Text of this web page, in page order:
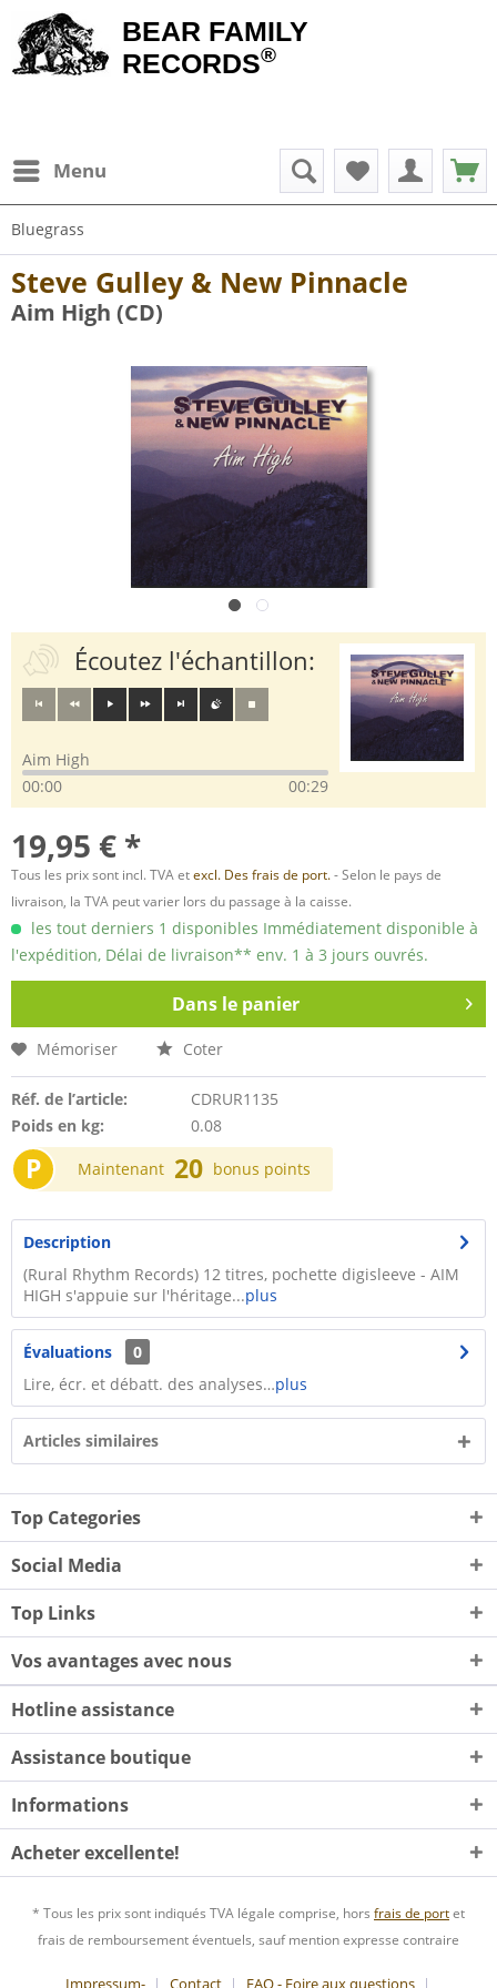
BEAR FAMILY
RECORDS®
Menu
Bluegrass
Steve Gulley & New Pinnacle
Aim High (CD)
Écoutez l'échantillon:
Aim High
00:00
00:29
19,95 € *
Tous les prix sont incl. TVA etexcl. Des frais de port.- Selon le pays de
livraison, la TVA peut varier lors du passage à la caisse.
les tout derniers 1 disponibles Immédiatement disponible à
l'expédition, Délai de livraison** env. 1 à 3 jours ouvrés.
Dans le panier
Mémoriser Coter
Réf. de l’article:
CDRUR1135
Poids en kg:
0.08
P Maintenant 20 bonus points
Description
(Rural Rhythm Records) 12 titres, pochette digisleeve - AIM
HIGH s'appuie sur l'héritage...plus
Évaluations
0
Lire, écr. et débatt. des analyses…plus
Articles similaires
Top Categories
Social Media
Top Links
Vos avantages avec nous
Hotline assistance
Assistance boutique
Informations
Acheter excellente!
* Tous les prix sont indiqués TVA légale comprise, hors frais de portet
frais de remboursement éventuels, sauf mention expresse contraire
Impressum- Contact FAQ - Foire aux questions